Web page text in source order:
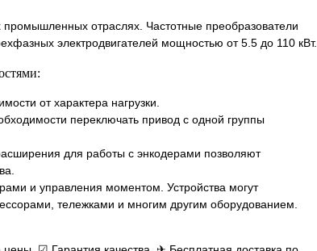
отраслях. Частотные преобразователи
электродвигателей мощностью от 5.5 до 110 кВт.
от характера нагрузки.
переключать привод с одной группы
для работы с энкодерами позволяют
и управления моментом. Устройства могут
тележками и многим другим оборудованием.